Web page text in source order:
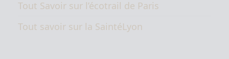
Tout Savoir sur l’écotrail de Paris
Tout savoir sur la SaintéLyon